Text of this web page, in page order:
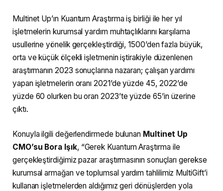
Multinet Up’ın Kuantum Araştırma iş birliği ile her yıl
işletmelerin kurumsal yardım muhtaçlıklarını karşılama
usullerine yönelik gerçekleştirdiği, 1500’den fazla büyük,
orta ve küçük ölçekli işletmenin iştirakiyle düzenlenen
araştırmanın 2023 sonuçlarına nazaran; çalışan yardımı
yapan işletmelerin oranı 2021’de yüzde 45, 2022’de
yüzde 60 olurken bu oran 2023’te yüzde 65’in üzerine
çıktı.
Konuyla ilgili değerlendirmede bulunan Multinet Up
CMO’su Bora Işık, “Gerek Kuantum Araştırma ile
gerçekleştirdiğimiz pazar araştırmasının sonuçları gerekse
kurumsal armağan ve toplumsal yardım tahlilimiz MultiGift’i
kullanan işletmelerden aldığımız geri dönüşlerden yola